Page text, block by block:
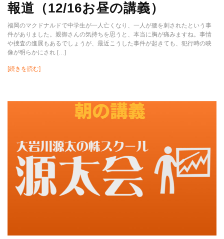
報道（12/16お昼の講義）
福岡のマクドナルドで中学生が一人亡くなり、一人が腰を刺されたという事
件がありました。親御さんの気持ちを思うと、本当に胸が痛みますね。事情
や捜査の進展もあるでしょうが、最近こうした事件が起きても、犯行時の映
像が明らかにされ […]
[続きを読む]